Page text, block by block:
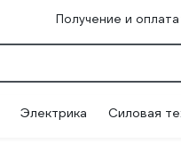
Получение и оплата
Электрика Силовая